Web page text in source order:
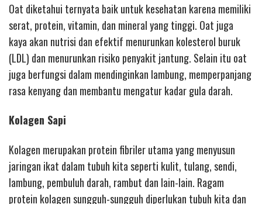
Oat diketahui ternyata baik untuk kesehatan karena memiliki
serat, protein, vitamin, dan mineral yang tinggi. Oat juga
kaya akan nutrisi dan efektif menurunkan kolesterol buruk
(LDL) dan menurunkan risiko penyakit jantung. Selain itu oat
juga berfungsi dalam mendinginkan lambung, memperpanjang
rasa kenyang dan membantu mengatur kadar gula darah.
Kolagen Sapi
Kolagen merupakan protein fibriler utama yang menyusun
jaringan ikat dalam tubuh kita seperti kulit, tulang, sendi,
lambung, pembuluh darah, rambut dan lain-lain. Ragam
protein kolagen sungguh-sungguh diperlukan tubuh kita dan